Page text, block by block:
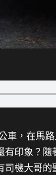
車，在馬
有印象？
司機大哥